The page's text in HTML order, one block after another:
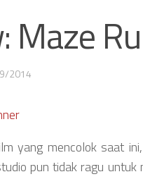
Maze
2014
yang mencolok saat
pun tidak ragu